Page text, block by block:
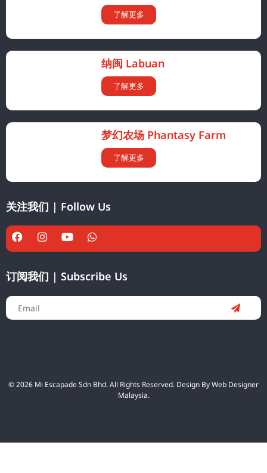
了解更多
纳闽 Labuan
了解更多
梦幻农场 Phantasy Farm
了解更多
关注我们 | Follow Us
订阅我们 | Subscribe Us
© 2026 Mi Escapade Sdn Bhd. All Rights Reserved. Design ByWeb Designer
Malaysia.